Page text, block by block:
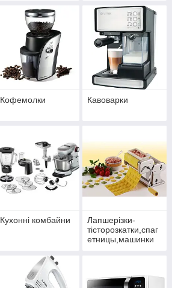
Кофемолки Кавоварки
Кухонні комбайни
Лапшерізки-
тісторозкатки,спаг
етницы,машинки